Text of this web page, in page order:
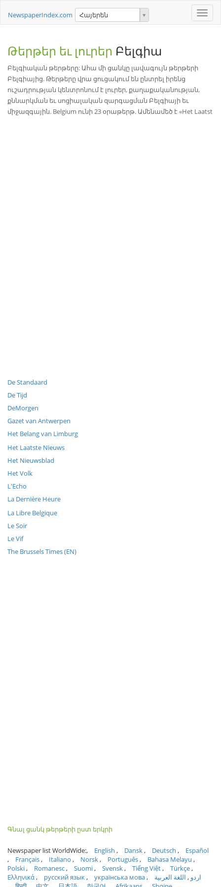
Toggle
NewspaperIndex.com Հայերեն
Թերթեր եւ լուրեր Բելգիա
Բելգիական թերթերը: Ահա մի ցանկը լավագույն թերթերի
Բելգիայից. Թերթերը վրա ցուցակում են ընտրել իրենց
ուշադրության կենտրոնում է լուրեր, քաղաքականության,
քննարկման եւ սոցիալական զարգացման Բելգիայի եւ
միջազգային. Belgium ունի 23 օրաթերթ. Ամենամեծ է «Het Laatst
De Standaard
De Tijd
DeMorgen
Gazet van Antwerpen
Het Belang van Limburg
Het Laatste Nieuws
Het Nieuwsblad
Het Volk
L'Echo
La Dernière Heure
La Libre Belgique
Le Soir
Le Vif
The Brussels Times (EN)
Գնալ ցանկ թերթերի ըստ երկրի
Newspaper list WorldWide: English Dansk Deutsch
Español
Français
Italiano Norsk Português
Bahasa Melayu
Polski
Romanesc Suomi Svensk Tiếng Việt
Türkçe
Ελληνικά
русский язык українська мова اردو
اللغة العربية